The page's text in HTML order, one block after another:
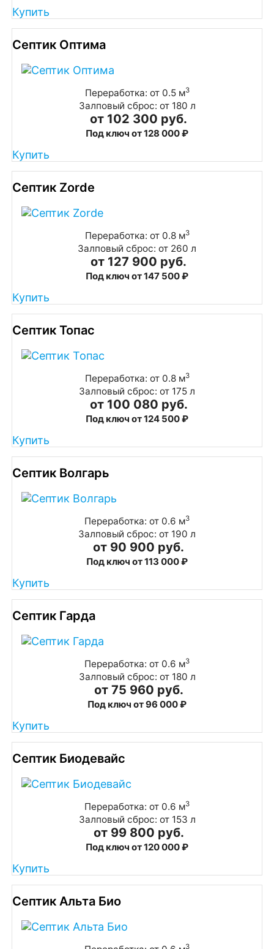
Купить
Септик Оптима
Переработка: от 0.5 м3
Залповый сброс: от 180 л
от 102 300 руб.
Под ключ от 128 000 ₽
Купить
Септик Zorde
Переработка: от 0.8 м3
Залповый сброс: от 260 л
от 127 900 руб.
Под ключ от 147 500 ₽
Купить
Септик Топас
Переработка: от 0.8 м3
Залповый сброс: от 175 л
от 100 080 руб.
Под ключ от 124 500 ₽
Купить
Септик Волгарь
Переработка: от 0.6 м3
Залповый сброс: от 190 л
от 90 900 руб.
Под ключ от 113 000 ₽
Купить
Септик Гарда
Переработка: от 0.6 м3
Залповый сброс: от 180 л
от 75 960 руб.
Под ключ от 96 000 ₽
Купить
Септик Биодевайс
Переработка: от 0.6 м3
Залповый сброс: от 153 л
от 99 800 руб.
Под ключ от 120 000 ₽
Купить
Септик Альта Био
3